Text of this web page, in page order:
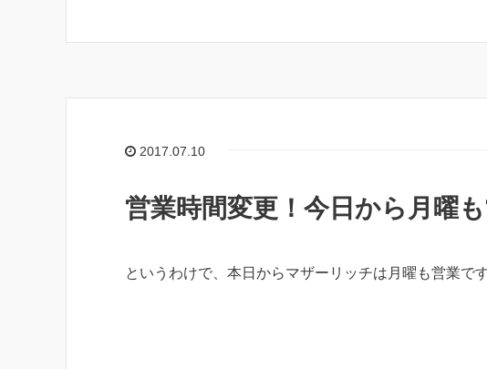
2017.07.10
営業時間変更！今日から月曜
というわけで、本日からマザーリッチは月曜も営業です